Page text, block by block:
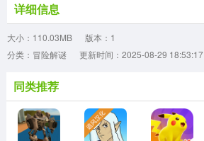
详细信息
大小：110.03MB
版本：1
分类：冒险解谜
更新时间：2025-08-29 18:53:17
同类推荐